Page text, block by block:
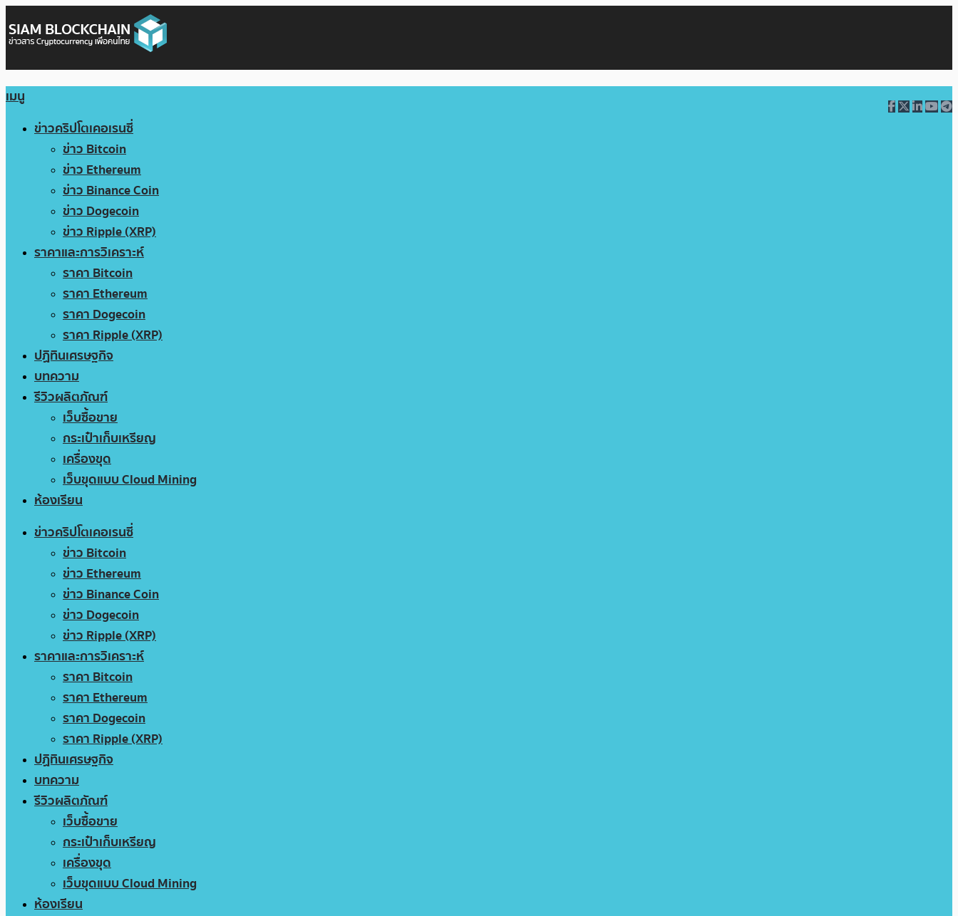
เมนู
ข่าวคริปโตเคอเรนซี่
ข่าว Bitcoin
ข่าว Ethereum
ข่าว Binance Coin
ข่าว Dogecoin
ข่าว Ripple (XRP)
ราคาและการวิเคราะห์
ราคา Bitcoin
ราคา Ethereum
ราคา Dogecoin
ราคา Ripple (XRP)
ปฏิทินเศรษฐกิจ
บทความ
รีวิวผลิตภัณฑ์
เว็บซื้อขาย
กระเป๋าเก็บเหรียญ
เครื่องขุด
เว็บขุดแบบ Cloud Mining
ห้องเรียน
ข่าวคริปโตเคอเรนซี่
ข่าว Bitcoin
ข่าว Ethereum
ข่าว Binance Coin
ข่าว Dogecoin
ข่าว Ripple (XRP)
ราคาและการวิเคราะห์
ราคา Bitcoin
ราคา Ethereum
ราคา Dogecoin
ราคา Ripple (XRP)
ปฏิทินเศรษฐกิจ
บทความ
รีวิวผลิตภัณฑ์
เว็บซื้อขาย
กระเป๋าเก็บเหรียญ
เครื่องขุด
เว็บขุดแบบ Cloud Mining
ห้องเรียน